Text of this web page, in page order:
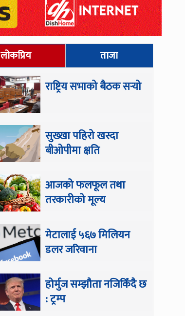
लोकप्रिय ताजा
राष्ट्रिय सभाको बैठक सर्‍यो
सुख्खा पहिरो खस्दा
बीओपीमा क्षति
आजको फलफूल तथा
तरकारीको मूल्य
मेटालाई ५६७ मिलियन
डलर जरिवाना
होर्मुज सम्झौता नजिकिँदै छ
: ट्रम्प